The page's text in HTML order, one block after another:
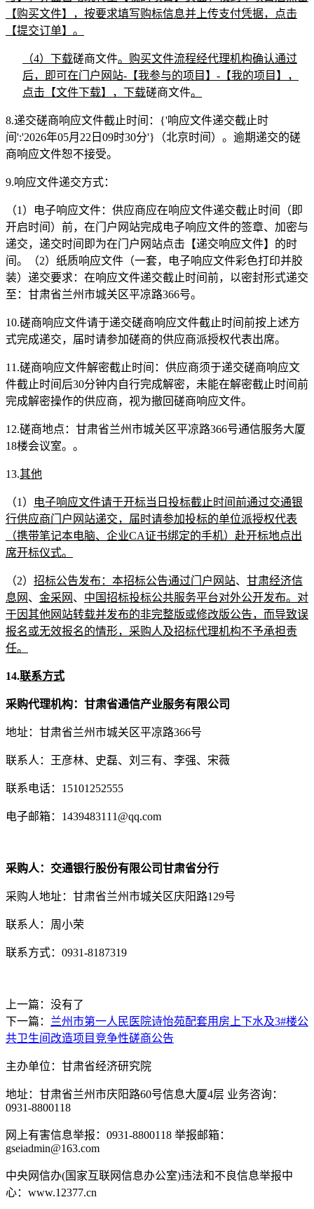
【购买文件】，按要求填写购标信息并上传支付凭据，点击
【提交订单】。
（4）下载磋商文件。购买文件流程经代理机构确认通过
后，即可在门户网站-【我参与的项目】-【我的项目】，
点击【文件下载】，下载磋商文件。
8.递交磋商响应文件截止时间 ： {'响应文件递交截止时
间':'2026年05月22日09时30分'} （北京时间）。逾期递交的磋
商响应文件恕不接受。
9.响应文件递交方式：
（1）电子响应文件：供应商应在响应文件递交截止时间（即
开启时间）前，在门户网站完成电子响应文件的签章、加密与
递交，递交时间即为在门户网站点击【递交响应文件】的时
间。（2）纸质响应文件（一套，电子响应文件彩色打印并胶
装）递交要求：在响应文件递交截止时间前，以密封形式递交
至：甘肃省兰州市城关区平凉路366号。
10.磋商响应文件请于递交磋商响应文件截止时间前按上述方
式完成递交，届时请参加磋商的供应商派授权代表出席。
1 1.磋商响应文件解密截止时间：供应商须于递交磋商响应文
件截止时间后30分钟内自行完成解密，未能在解密截止时间前
完成解密操作的供应商，视为撤回磋商响应文件。
1 2.磋商地点： 甘肃省兰州市城关区平凉路366号通信服务大厦
18楼会议室。 。
13.其他
（1 ） 电子响应文件请于开标当日投标截止时间前通过交通银
行供应商门户网站递交，届时请参加投标的单位派授权代表
（携带笔记本电脑、企业CA证书绑定的手机）赴开标地点出
席开标仪式。
（2） 招标公告发布：本招标公告通过门户网站、 甘肃经济信
息网 、 金采网 、 中国招标投标公共服务平台对外公开发布。对
于因其他网站转载并发布的非完整版或修改版公告，而导致误
报名或无效报名的情形， 采购人及招标代理机构不予承担责
任。
14.联系方式
采购代理机构： 甘肃省通信产业服务有限公司
地址： 甘肃省兰州市城关区平凉路366号
联系人： 王彦林、史磊、刘三有、李强、宋薇
联系电话： 15101252555
电子邮箱： 1439483111@qq.com
采购人： 交通银行股份有限公司甘肃省分行
采购人地址： 甘肃省兰州市城关区庆阳路129号
联系人： 周小荣
联系方式： 0931-8187319
上一篇：没有了
下一篇： 兰州市第一人民医院诗怡苑配套用房上下水及3#楼公
共卫生间改造项目竞争性磋商公告
主办单位：甘肃省经济研究院
地址：甘肃省兰州市庆阳路60号信息大厦4层 业务咨询：
0931-8800118
网上有害信息举报：0931-8800118 举报邮箱：
gseiadmin@163.com
中央网信办(国家互联网信息办公室)违法和不良信息举报中
心：www.12377.cn